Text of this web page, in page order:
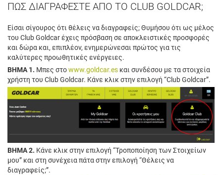
ΠΩΣ ΔΙΑΓΡΑΦΕΣΤΕ ΑΠΟ ΤΟ CLUB GOLDCAR;
Είσαι σίγουρος ότι θέλεις να διαγραφείς; Θυμήσου ότι ως μέλος
του Club Goldcar έχεις πρόσβαση σε αποκλειστικές προσφορές
και δώρα και, επιπλέον, ενημερώνεσαι πρώτος για τις
καλύτερες προωθητικές ενέργειες.
ΒΗΜΑ 1. Μπες στοwww.goldcar.es και συνδέσου με τα στοιχεία
χρήστη του Club Goldcar. Κάνε κλικ στην επιλογή “Club Goldcar”.
ΒΗΜΑ 2. Κάνε κλικ στην επιλογή “Τροποποίηση των Στοιχείων
μου” και στη συνέχεια πάτα στην επιλογή “Θέλεις να
διαγραφείς;”.